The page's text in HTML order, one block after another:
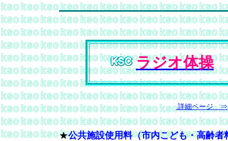
ラジオ体操
詳細ページ ⇒
★公共施設使用料（市内こども・高齢者